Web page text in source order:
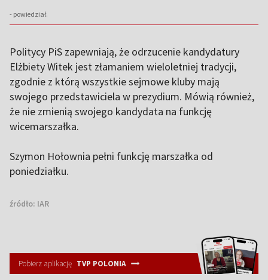
- powiedział.
Politycy PiS zapewniają, że odrzucenie kandydatury
Elżbiety Witek jest złamaniem wieloletniej tradycji,
zgodnie z którą wszystkie sejmowe kluby mają
swojego przedstawiciela w prezydium. Mówią również,
że nie zmienią swojego kandydata na funkcję
wicemarszałka.
Szymon Hołownia pełni funkcję marszałka od
poniedziałku.
źródło: IAR
Pobierz aplikację TVP POLONIA